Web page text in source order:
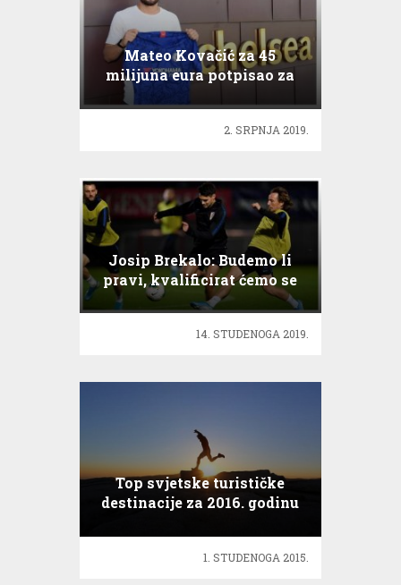
Mateo Kovačić za 45
milijuna eura potpisao za
2. SRPNJA 2019.
Josip Brekalo: Budemo li
pravi, kvalificirat ćemo se
14. STUDENOGA 2019.
Top svjetske turističke
destinacije za 2016. godinu
1. STUDENOGA 2015.